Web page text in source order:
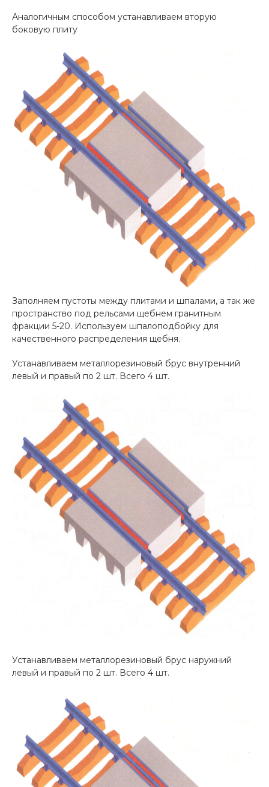
Аналогичным способом устанавливаем вторую
боковую плиту
Заполняем пустоты между плитами и шпалами, а так же
пространство под рельсами щебнем гранитным
фракции 5-20. Используем шпалоподбойку для
качественного распределения щебня.
Устанавливаем металлорезиновый брус внутренний
левый и правый по 2 шт. Всего 4 шт.
Устанавливаем металлорезиновый брус наружний
левый и правый по 2 шт. Всего 4 шт.